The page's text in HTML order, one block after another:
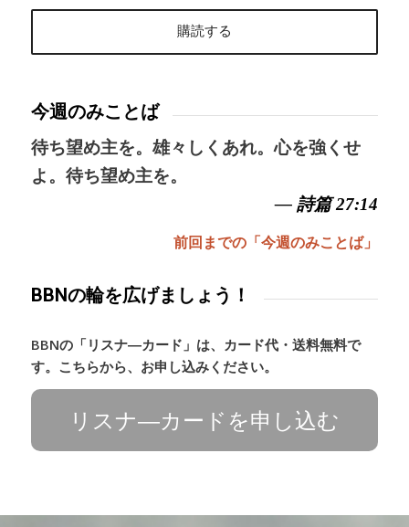
今週のみことば
待ち望め主を。雄々しくあれ。心を強くせ
よ。待ち望め主を。
— 詩篇 27:14
前回までの「今週のみことば」
BBNの輪を広げましょう！
BBNの「リスナ―カード」は、カード代・送料無料で
す。こちらから、お申し込みください。
リスナ―カードを申し込む